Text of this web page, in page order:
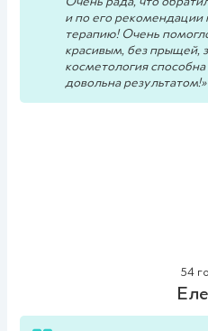
и по его
терапию! Очень
красивым, без прыщей,
косметология
довольна результатом!»
54